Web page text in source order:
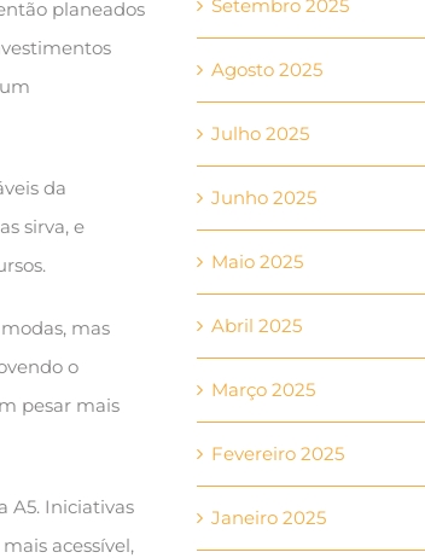
planeados
da
sirva, e
mas
o
pesar mais
A5. Iniciativas
acessível,
Setembro 2025
Agosto 2025
Julho 2025
Junho 2025
Maio 2025
Abril 2025
Março 2025
Fevereiro 2025
Janeiro 2025